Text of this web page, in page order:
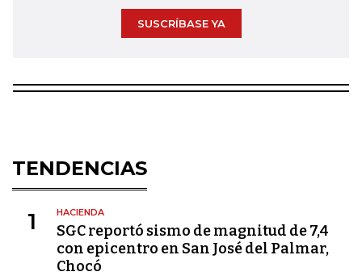
SUSCRÍBASE YA
TENDENCIAS
1 HACIENDA
SGC reportó sismo de magnitud de 7,4
con epicentro en San José del Palmar,
Chocó